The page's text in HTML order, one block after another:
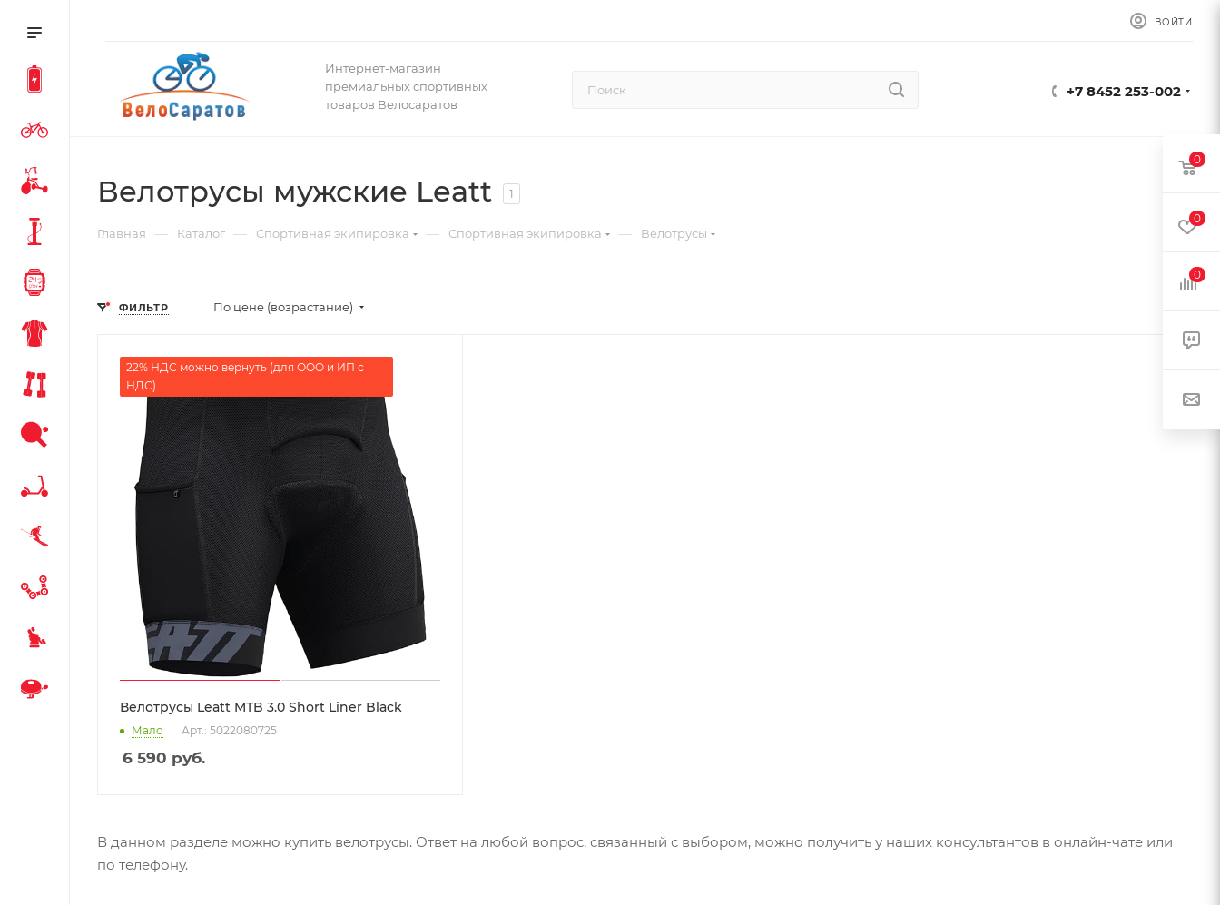
ВОЙТИ
Интернет-магазин
премиальных спортивных
товаров Велосаратов
+7 8452 253-002
Велотрусы мужские Leatt 1
Главная — Каталог — Спортивная экипировка — Спортивная экипировка — Велотрусы
ФИЛЬТР По цене (возрастание)
22% НДС можно вернуть (для ООО и ИП с
НДС)
Велотрусы Leatt MTB 3.0 Short Liner Black
Мало Арт.: 5022080725
6 590 руб.
В данном разделе можно купить велотрусы. Ответ на любой вопрос, связанный с выбором, можно получить у наших консультантов в онлайн-чате или
по телефону.
0
0
0